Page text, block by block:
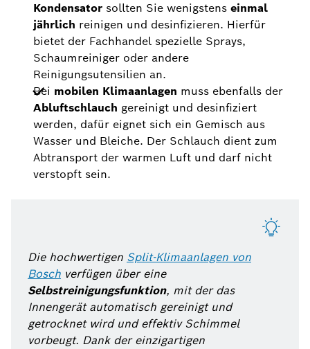
Kondensator sollten Sie wenigstens einmal
jährlich reinigen und desinfizieren. Hierfür
bietet der Fachhandel spezielle Sprays,
Schaumreiniger oder andere
Reinigungsutensilien an.
Bei mobilen Klimaanlagen muss ebenfalls der
Abluftschlauch gereinigt und desinfiziert
werden, dafür eignet sich ein Gemisch aus
Wasser und Bleiche. Der Schlauch dient zum
Abtransport der warmen Luft und darf nicht
verstopft sein.
Die hochwertigen Split-Klimaanlagen von
Bosch verfügen über eine
Selbstreinigungsfunktion, mit der das
Innengerät automatisch gereinigt und
getrocknet wird und effektiv Schimmel
vorbeugt. Dank der einzigartigen